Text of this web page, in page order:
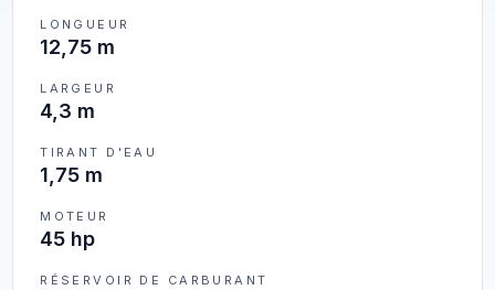
LONGUEUR
12,75 m
LARGEUR
4,3 m
TIRANT D'EAU
1,75 m
MOTEUR
45 hp
RÉSERVOIR DE CARBURANT